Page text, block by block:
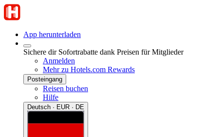
App herunterladen
Sichere dir Sofortrabatte dank Preisen für Mitglieder
Anmelden
Mehr zu Hotels.com Rewards
Posteingang
Reisen buchen
Hilfe
Deutsch · EUR · DE